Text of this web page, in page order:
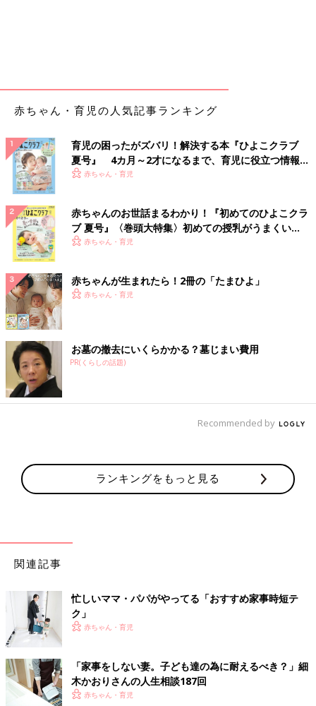
マ家庭のリアル「家事育児シェア事情」
多くの共働き夫婦が"もめる"原因は、家事や育
カにならないために心がけるべきことや、気持
ちよく家事分担するためのポイントを、先輩マ
マ4人が具体的に教えてくれました。
夫に点数をつけるとしたら何点？100点満点で教え
て！
第1位 80～90点 242人 30.1％
第2位 60～70点 238人 29.6％
第3位 50点台 99人 12.3％
合格点が70～60点だとすると、60％近くのパパが合格！
ママ的には100％満足ではないけれど、
だし、このくらいでよしとしています」
中には「100点満点」（66人 8.2％）、そして「200点!!」（43
人 5.3％）というエキスパートなパパもいます。
「全く家事が出来ず、包丁も持ったことのなかった夫。パパにな
ったら一生懸命に家事を学び、一通り出来るように。鯖の味噌煮
なども作れます！ その一生懸命さと努力に感謝、感謝の毎日で
時間をくれます」
「私より家事が得意だし、育児で得た情報はほぼ全てシェアして
きたおかげで授乳以外は全てできるスーパー夫です」
「子どもが『ママがいい』と、拒否されて意気消沈してる割には
頑張ってくれています」
たとえ上手にできなくても、ママの力になってあげようと一生懸
命な姿を見れば、ママは200点満点をあげたくなりますよね。
子育てで大変な時期に、パパがどれだけ協力的かで、その後の夫
への愛情の度合いは変わっていくといいます。逆に、非協力的で
す。
将来的に、ママに大事にされるためにも、パパはイクメン必須で
すね。
赤ちゃん・育児の人気記事ランキング
育児の困ったがズバリ！解決する本『ひよこクラブ
夏号』 4カ月～2才になるまで、育児に役立つ情報が
いっぱい！
赤ちゃん・育児
赤ちゃんのお世話まるわかり！『初めてのひよこクラ
ブ 夏号』〈巻頭大特集〉初めての授乳がうまくい
く！ おっぱい・ミルクの基本と夏のトラブル 解決テ
赤ちゃん・育児
赤ちゃんが生まれたら！2冊の「たまひよ」
赤ちゃん・育児
お墓の撤去にいくらかかる？墓じまい費用
PR(くらしの話題)
Recommended by
ランキングをもっと見る
関連記事
忙しいママ・パパがやってる「おすすめ家事時短テ
ク」
赤ちゃん・育児
「家事をしない妻。子ども達の為に耐えるべき？」細
木かおりさんの人生相談187回
赤ちゃん・育児